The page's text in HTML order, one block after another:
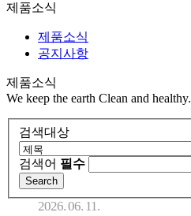
제품소식
제품소식
공지사항
제품소식
We keep the earth Clean and healthy.
검색대상
검색어 필수
2026. 06. 11.